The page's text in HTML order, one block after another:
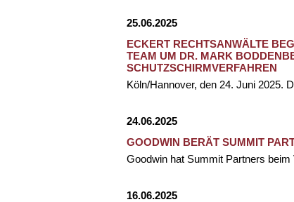
25.06.2025
ECKERT RECHTSANWÄLTE
EAM UM DR. MARK
CHUTZSCHIRMVERFAHREN
Köln/Hannover, den 24. Juni 2025.
24.06.2025
GOODWIN BERÄT SUMMIT
Goodwin hat Summit Partners
16.06.2025